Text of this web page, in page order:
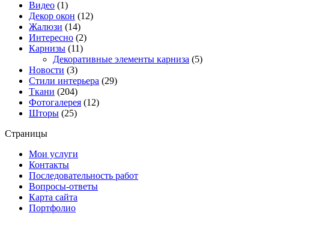
Видео (1)
Декор окон (12)
Жалюзи (14)
Интересно (2)
Карнизы (11)
Декоративные элементы карниза (5)
Новости (3)
Стили интерьера (29)
Ткани (204)
Фотогалерея (12)
Шторы (25)
Страницы
Мои услуги
Контакты
Последовательность работ
Вопросы-ответы
Карта сайта
Портфолио